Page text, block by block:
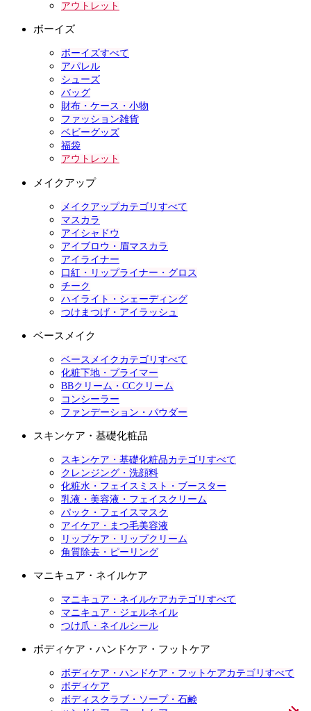
アウトレット
ボーイズ
ボーイズすべて
アパレル
シューズ
バッグ
財布・ケース・小物
ファッション雑貨
ベビーグッズ
福袋
アウトレット
メイクアップ
メイクアップカテゴリすべて
マスカラ
アイシャドウ
アイブロウ・眉マスカラ
アイライナー
口紅・リップライナー・グロス
チーク
ハイライト・シェーディング
つけまつげ・アイラッシュ
ベースメイク
ベースメイクカテゴリすべて
化粧下地・プライマー
BBクリーム・CCクリーム
コンシーラー
ファンデーション・パウダー
スキンケア・基礎化粧品
スキンケア・基礎化粧品カテゴリすべて
クレンジング・洗顔料
化粧水・フェイスミスト・ブースター
乳液・美容液・フェイスクリーム
パック・フェイスマスク
アイケア・まつ毛美容液
リップケア・リップクリーム
角質除去・ピーリング
マニキュア・ネイルケア
マニキュア・ネイルケアカテゴリすべて
マニキュア・ジェルネイル
つけ爪・ネイルシール
ボディケア・ハンドケア・フットケア
ボディケア・ハンドケア・フットケアカテゴリすべて
ボディケア
ボディスクラブ・ソープ・石鹸